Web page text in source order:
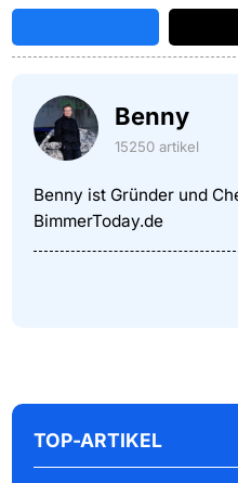
Benny
15250 artikel
Benny ist Gründer und
BimmerToday.de
TOP-ARTIKEL